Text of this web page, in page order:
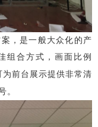
，是一般大众化的产
组合方式，画面比例
前台展示提供非常清
。